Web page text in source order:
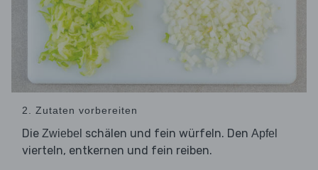
2. Zutaten vorbereiten
Die Zwiebel schälen und fein würfeln. Den Apfel
vierteln, entkernen und fein reiben.